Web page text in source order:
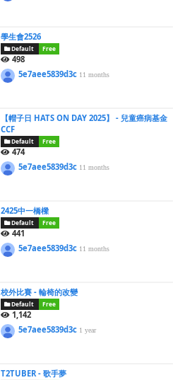
學生會2526
Default Free
498
5e7aee5839d3c 11 months
【帽子日 HATS ON DAY 2025】 - 兒童癌病基金
CCF
Default Free
474
5e7aee5839d3c 11 months
2425中一橋樑
Default Free
441
5e7aee5839d3c 11 months
校外比賽 - 輪椅的改變
Default Free
1,142
5e7aee5839d3c 1 year
T2TUBER - 歌手夢